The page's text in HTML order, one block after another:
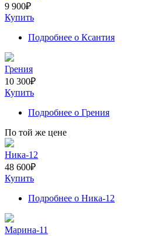
9 900₽
Купить
Подробнее о Ксантия
Грения
10 300₽
Купить
Подробнее о Грения
По той же цене
Ника-12
48 600₽
Купить
Подробнее о Ника-12
Марина-11